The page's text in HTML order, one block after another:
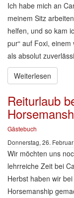
Ich habe mich an
meinem Sitz
helfen, und so kam
pur“ auf Foxi,
als absolut
Weiterlesen
Reiturlaub
Gästebuch
Donnerstag, 26.
Wir möchten uns
lehrreiche Zeit bei
Herbst haben wir
Horsemanship